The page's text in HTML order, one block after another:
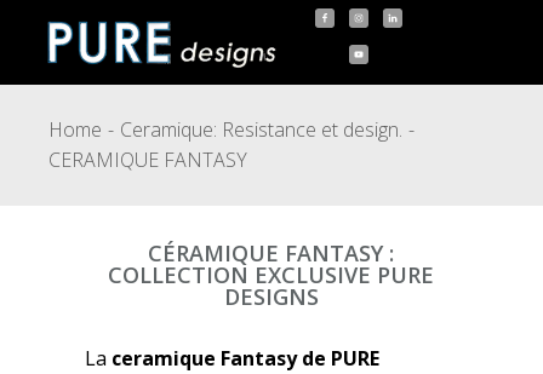
Home
Ceramique: Resistance et design.
CERAMIQUE FANTASY
CÉRAMIQUE FANTASY :
COLLECTION EXCLUSIVE PURE
DESIGNS
La ceramique Fantasy de PURE